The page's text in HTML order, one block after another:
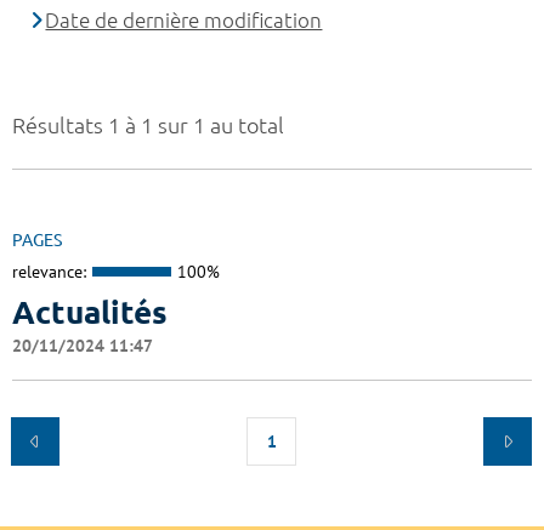
Résultats 1 à 1 sur 1 au total
PAGES
relevance: 100%
Actualités
20/11/2024 11:47
1
Date de dernière modification